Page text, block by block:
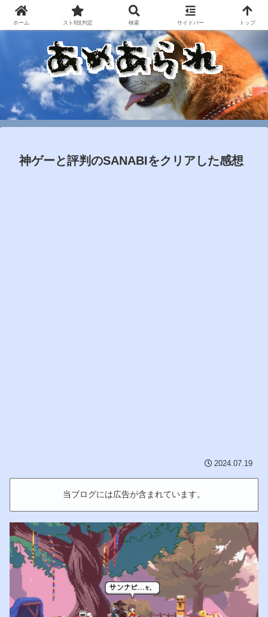
神ゲーと評判のSANABIをクリアした感想
2024.07.19
当ブログには広告が含まれています。
ホーム スト6技判定 検索 サイドバー トップ